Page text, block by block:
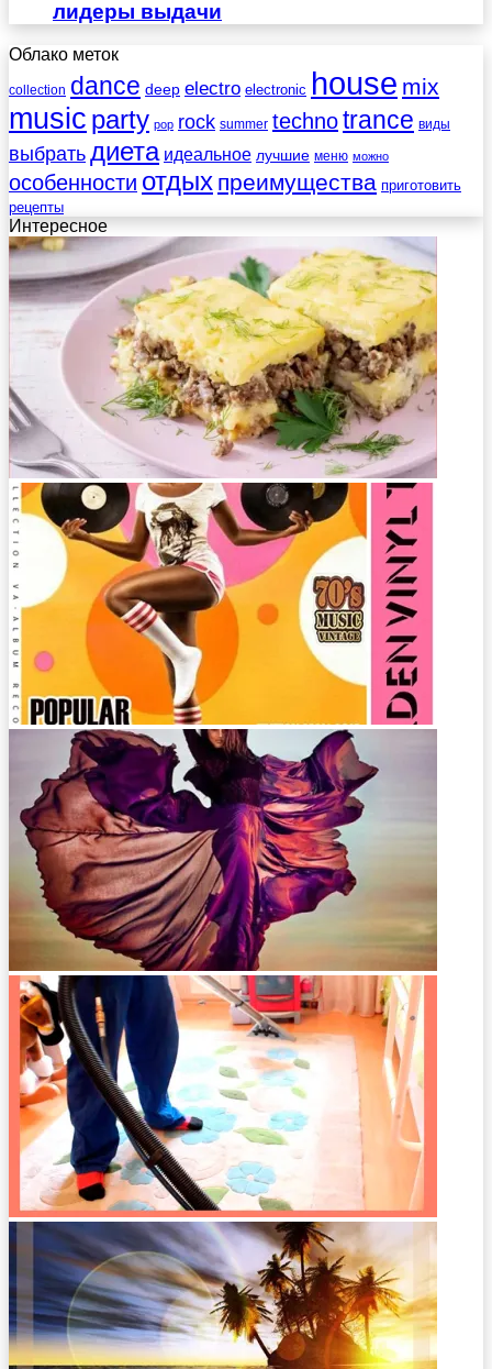
лидеры выдачи
Облако меток
collection dance deep electro electronic house mix
music party pop rock summer technotrance виды
выбратьдиета идеальное лучшие меню можно
особенности отдых преимущества приготовить
рецепты
Интересное